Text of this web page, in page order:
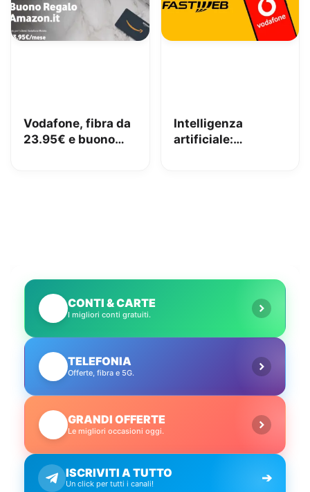
Vodafone, fibra da
23.95€ e buono
Intelligenza
artificiale:
CONTI & CARTE
I migliori conti gratuiti.
TELEFONIA
Offerte, fibra e 5G.
GRANDI OFFERTE
Le migliori occasioni oggi.
ISCRIVITI A TUTTO
Un click per tutti i canali! ➔